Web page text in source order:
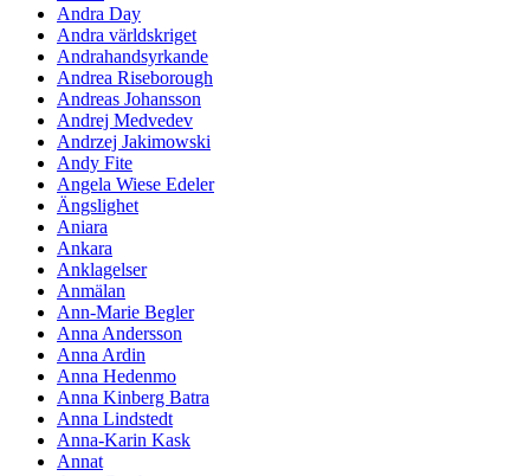
Andra Day
Andra världskriget
Andrahandsyrkande
Andrea Riseborough
Andreas Johansson
Andrej Medvedev
Andrzej Jakimowski
Andy Fite
Angela Wiese Edeler
Ängslighet
Aniara
Ankara
Anklagelser
Anmälan
Ann-Marie Begler
Anna Andersson
Anna Ardin
Anna Hedenmo
Anna Kinberg Batra
Anna Lindstedt
Anna-Karin Kask
Annat